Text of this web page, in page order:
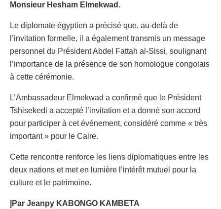
Monsieur Hesham Elmekwad.
Le diplomate égyptien a précisé que, au-delà de
l’invitation formelle, il a également transmis un message
personnel du Président Abdel Fattah al-Sissi, soulignant
l’importance de la présence de son homologue congolais
à cette cérémonie.
L’Ambassadeur Elmekwad a confirmé que le Président
Tshisekedi a accepté l’invitation et a donné son accord
pour participer à cet événement, considéré comme « très
important » pour le Caire.
Cette rencontre renforce les liens diplomatiques entre les
deux nations et met en lumière l’intérêt mutuel pour la
culture et le patrimoine.
|Par Jeanpy KABONGO KAMBETA